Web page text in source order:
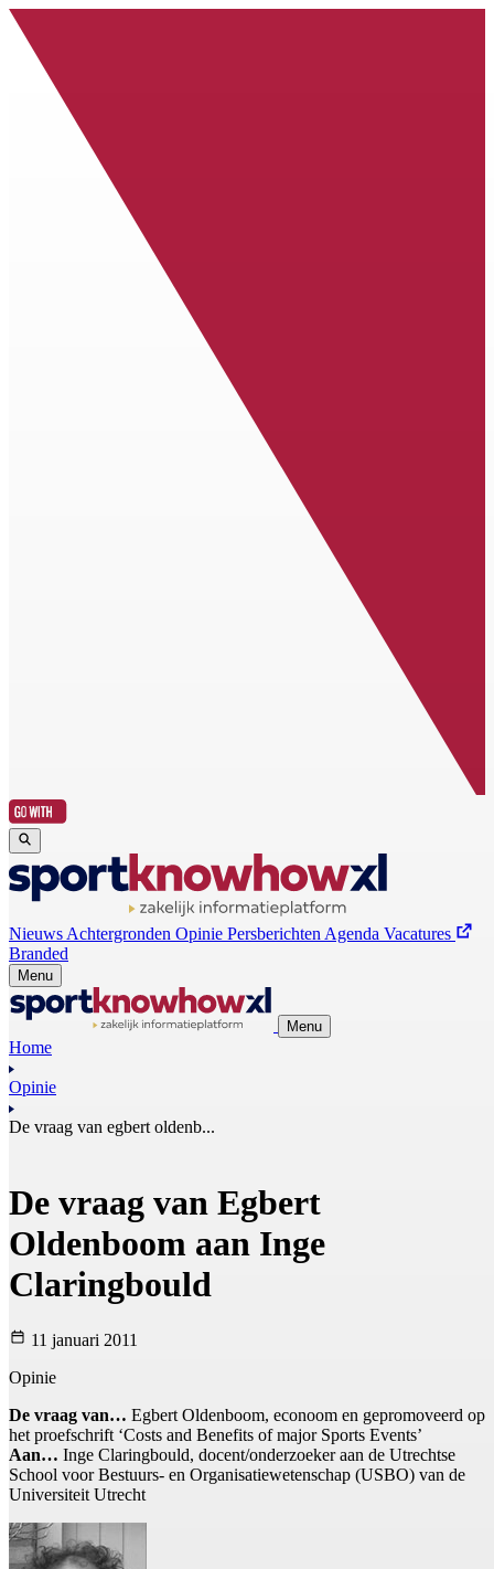
Nieuws Achtergronden Opinie Persberichten Agenda Vacatures
Branded
Menu
Menu
Home
Opinie
De vraag van egbert oldenb...
De vraag van Egbert
Oldenboom aan Inge
Claringbould
11 januari 2011
Opinie
De vraag van… Egbert Oldenboom, econoom en gepromoveerd op
het proefschrift ‘Costs and Benefits of major Sports Events’
Aan… Inge Claringbould, docent/onderzoeker aan de Utrechtse
School voor Bestuurs- en Organisatiewetenschap (USBO) van de
Universiteit Utrecht